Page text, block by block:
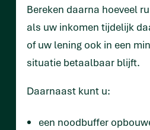
Bereken daarna hoeveel
als uw inkomen tijdelijk
of uw lening ook in een
situatie betaalbaar blijft.
Daarnaast kunt u:
een noodbuffer